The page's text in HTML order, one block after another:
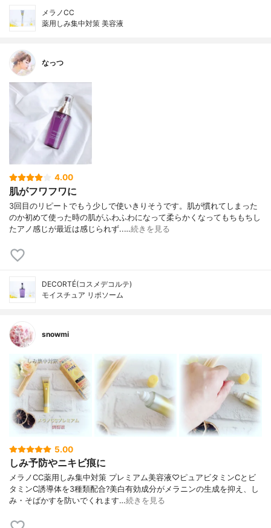
メラノCC
薬用しみ集中対策 美容液
なっつ
4.00
肌がフワフワに
3回目のリピートでもう少しで使いきりそうです。肌が慣れてしまった
のか初めて使った時の肌がふわふわになって柔らかくなってもちもちし
たアノ感じが最近は感じられず..…続きを見る
DECORTÉ(コスメデコルテ)
モイスチュア リポソーム
snowmi
5.00
しみ予防やニキビ痕に
メラノCC薬用しみ集中対策 プレミアム美容液♡ピュアビタミンCとビ
タミンC誘導体を3種類配合?美白有効成分がメラニンの生成を抑え、し
み・そばかすを防いでくれます…続きを見る